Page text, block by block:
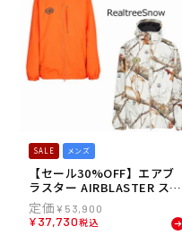
SALE メンズ
【セール30%OFF】エアブ
ラスター AIRBLASTER スノ
ボー スノボ スノーボード ウ
ェア ジャケット BEAST AC
CESS JACKET AB26MJKT-
¥ 53,900
¥37,730税込